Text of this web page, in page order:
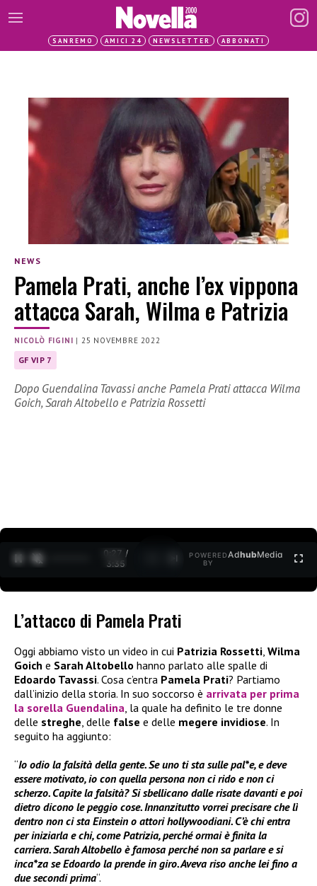
SANREMO AMICI 24 NEWSLETTER ABBONATI
NEWS
Pamela Prati, anche l’ex vippona
attacca Sarah, Wilma e Patrizia
NICOLÒ FIGINI | 25 NOVEMBRE 2022
GF VIP 7
Dopo Guendalina Tavassi anche Pamela Prati attacca Wilma
Goich, Sarah Altobello e Patrizia Rossetti
0:28 /
3:35
POWERED
BY
AdhubMedia
L’attacco di Pamela Prati
Oggi abbiamo visto un video in cui Patrizia Rossetti, Wilma
Goich e Sarah Altobello hanno parlato alle spalle di
Edoardo Tavassi. Cosa c’entra Pamela Prati? Partiamo
dall’inizio della storia. In suo soccorso è arrivata per prima
la sorella Guendalina, la quale ha definito le tre donne
delle streghe, delle false e delle megere invidiose. In
seguito ha aggiunto:
“Io odio la falsità della gente. Se uno ti sta sulle pal*e, e deve
essere motivato, io con quella persona non ci rido e non ci
scherzo. Capite la falsità? Si sbellicano dalle risate davanti e poi
dietro dicono le peggio cose. Innanzitutto vorrei precisare che lì
dentro non ci sta Einstein o attori hollywoodiani. C’è chi entra
per iniziarla e chi, come Patrizia, perché ormai è finita la
carriera. Sarah Altobello è famosa perché non sa parlare e si
inca*za se Edoardo la prende in giro. Aveva riso anche lei fino a
due secondi prima“.